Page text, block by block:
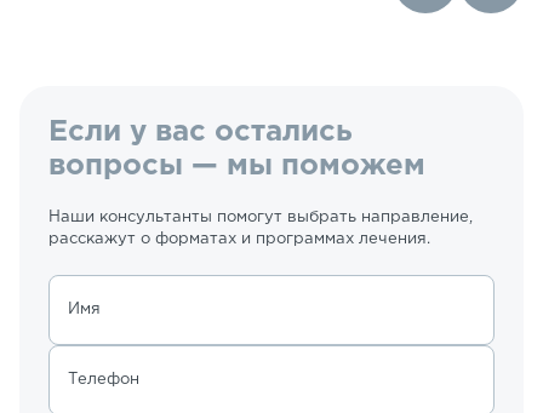
Если у вас остались
вопросы — мы поможем
Наши консультанты помогут выбрать направление,
расскажут о форматах и программах лечения.
Имя
Телефон